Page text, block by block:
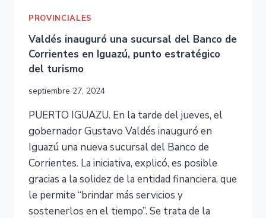
PROVINCIALES
Valdés inauguró una sucursal del Banco de
Corrientes en Iguazú, punto estratégico
del turismo
septiembre 27, 2024
PUERTO IGUAZU. En la tarde del jueves, el
gobernador Gustavo Valdés inauguró en
Iguazú una nueva sucursal del Banco de
Corrientes. La iniciativa, explicó, es posible
gracias a la solidez de la entidad financiera, que
le permite “brindar más servicios y
sostenerlos en el tiempo”. Se trata de la